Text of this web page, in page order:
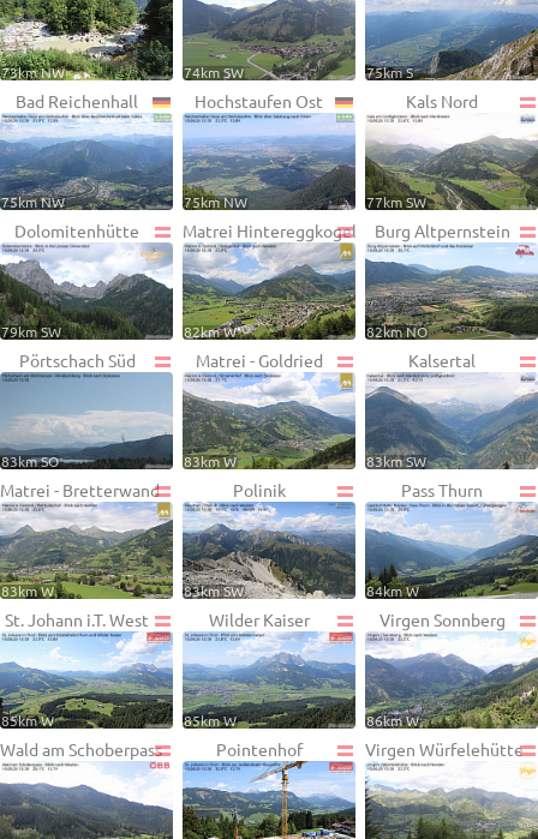
73km NW 74km SW 75km S
Bad Reichenhall
75km NW
Hochstaufen Ost
75km NW
Kals Nord
77km SW
Dolomitenhütte
79km SW
Matrei Hintereggkogel
82km W
Burg Altpernstein
82km NO
Pörtschach Süd
83km SO
Matrei - Goldried
83km W
Kalsertal
83km SW
Matrei - Bretterwand
83km W
Polinik
83km SW
Pass Thurn
84km W
St. Johann i.T. West
85km W
Wilder Kaiser
85km W
Virgen Sonnberg
86km W
Wald am Schoberpass Pointenhof Virgen Würfelehütte